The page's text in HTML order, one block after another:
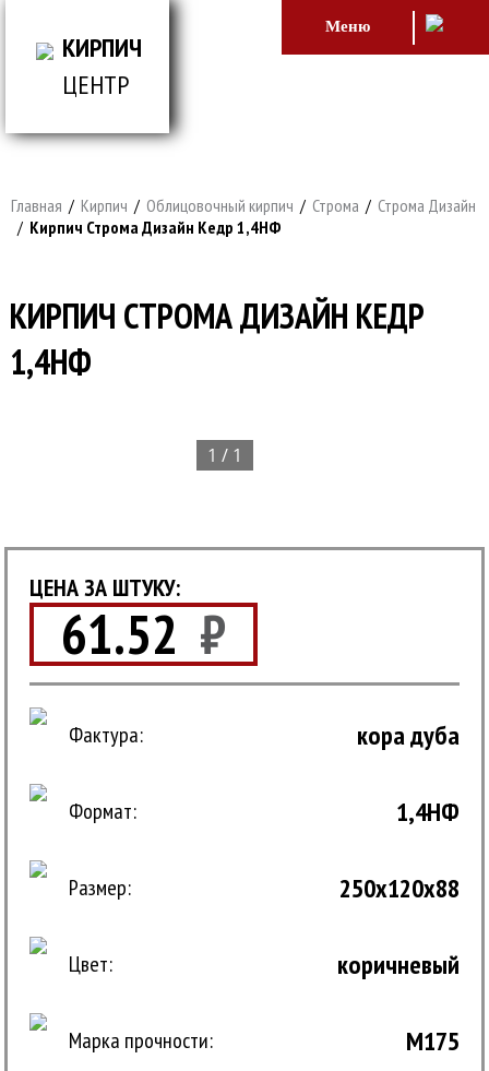
КИРПИЧ
ЦЕНТР
Меню
Главная / Кирпич / Облицовочный кирпич / Строма / Строма Дизайн
/ Кирпич Строма Дизайн Кедр 1,4НФ
КИРПИЧ СТРОМА ДИЗАЙН КЕДР
1,4НФ
1 / 1
ЦЕНА ЗА ШТУКУ:
61.52 ₽
Фактура: кора дуба
Формат: 1,4НФ
Размер: 250x120x88
Цвет: коричневый
Марка прочности: M175